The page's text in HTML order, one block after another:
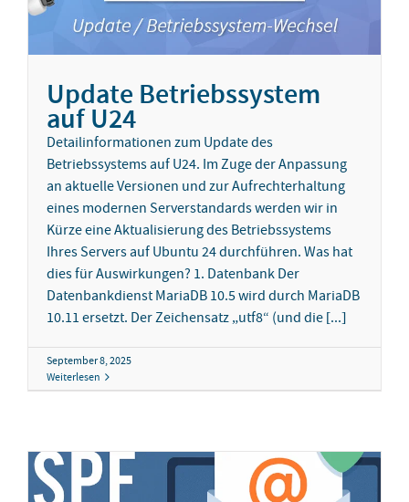
Update Betriebssystem
auf U24
Detailinformationen zum Update des
Betriebssystems auf U24. Im Zuge der Anpassung
an aktuelle Versionen und zur Aufrechterhaltung
eines modernen Serverstandards werden wir in
Kürze eine Aktualisierung des Betriebssystems
Ihres Servers auf Ubuntu 24 durchführen. Was hat
dies für Auswirkungen? 1. Datenbank Der
Datenbankdienst MariaDB 10.5 wird durch MariaDB
10.11 ersetzt. Der Zeichensatz „utf8“ (und die [...]
September 8, 2025
Weiterlesen